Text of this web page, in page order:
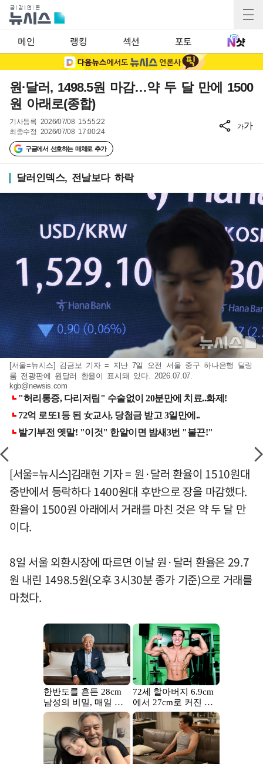
메인 랭킹 섹션 포토
원·달러, 1498.5원 마감…약 두 달 만에 1500
원 아래로(종합)
기사등록 2026/07/08 15:55:22
최종수정 2026/07/08 17:00:24
구글에서 선호하는 매체로 추가
가가
달러인덱스, 전날보다 하락
[서울=뉴시스] 김금보 기자 = 지난 7일 오전 서울 중구 하나은행 딜링
룸 전광판에 원달러 환율이 표시돼 있다. 2026.07.07.
kgb@newsis.com
[서울=뉴시스]김래현 기자 = 원·달러 환율이 1510원대
중반에서 등락하다 1400원대 후반으로 장을 마감했다.
환율이 1500원 아래에서 거래를 마친 것은 약 두 달 만
이다.
8일 서울 외환시장에 따르면 이날 원·달러 환율은 29.7
원 내린 1498.5원(오후 3시30분 종가 기준)으로 거래를
마쳤다.